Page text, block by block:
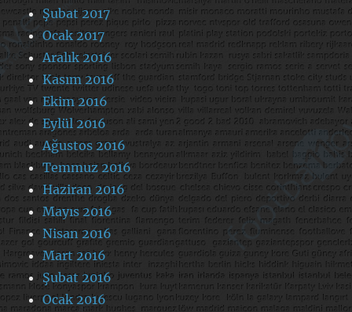
Şubat 2017
Ocak 2017
Aralık 2016
Kasım 2016
Ekim 2016
Eylül 2016
Ağustos 2016
Temmuz 2016
Haziran 2016
Mayıs 2016
Nisan 2016
Mart 2016
Şubat 2016
Ocak 2016